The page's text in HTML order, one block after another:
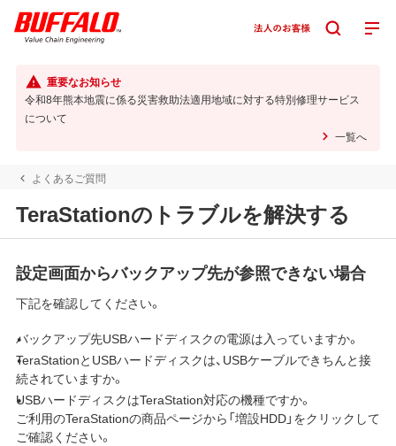
重要なお知らせ
令和8年熊本地震に係る災害救助法適用地域に対する特別修理サービス
について
一覧へ
よくあるご質問
TeraStationのトラブルを解決する
設定画面からバックアップ先が参照できない場合
下記を確認してください。
バックアップ先USBハードディスクの電源は入っていますか。
TeraStationとUSBハードディスクは、USBケーブルできちんと接
続されていますか。
USBハードディスクはTeraStation対応の機種ですか。
ご利用のTeraStationの商品ページから「増設HDD」をクリックして
ご確認ください。